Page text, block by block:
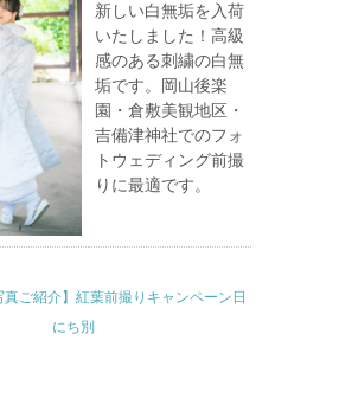
新しい白無垢を入荷
いたしました！高級
感のある刺繍の白無
垢です。岡山後楽
園・倉敷美観地区・
吉備津神社でのフォ
トウェディング前撮
りに最適です。
真ご紹介】紅葉前撮りキャンペーン日
にち別